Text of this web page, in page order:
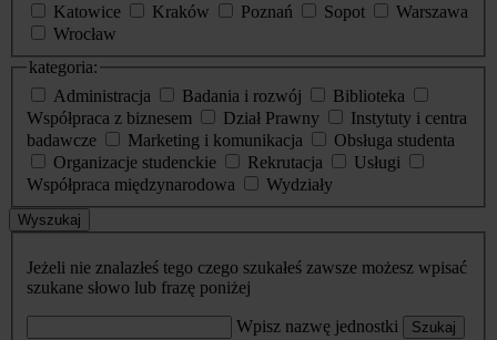
Katowice
Kraków Poznań Sopot
Warszawa
Wrocław
kategoria:
Administracja
Badania i rozwój
Biblioteka
Współpraca z biznesem
Dział Prawny
Instytuty i centra
badawcze
Marketing i komunikacja
Obsługa studenta
Organizacje studenckie
Rekrutacja
Usługi
Współpraca międzynarodowa
Wydziały
Wyszukaj
Jeżeli nie znalazłeś tego czego szukałeś zawsze możesz wpisać
szukane słowo lub frazę poniżej
Wpisz nazwę jednostki Szukaj